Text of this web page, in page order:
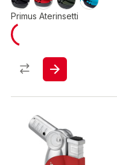
Primus Aterinsetti